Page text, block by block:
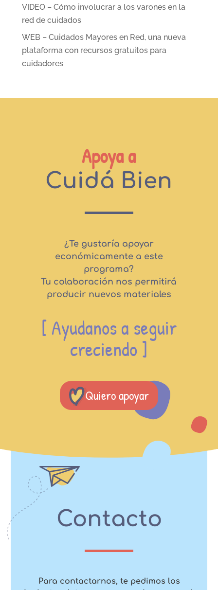
VIDEO – Cómo involucrar a los varones en la
red de cuidados
WEB – Cuidados Mayores en Red, una nueva
plataforma con recursos gratuitos para
cuidadores
Apoya a
Cuidá Bien
¿Te gustaría apoyar
económicamente a este
programa?
Tu colaboración nos permitirá
producir nuevos materiales
[ Ayudanos a seguir
creciendo ]
Quiero apoyar
Contacto
Para contactarnos, te pedimos los